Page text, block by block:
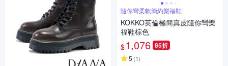
隨你彎柔軟簡約樂福鞋
KOKKO英倫極簡真皮隨你彎樂
福鞋棕色
$1,076 85折
5 (1)